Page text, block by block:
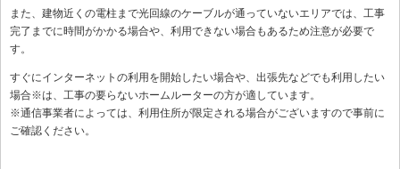
また、建物近くの電柱まで光回線のケーブルが通っていないエリアでは、工事
完了までに時間がかかる場合や、利用できない場合もあるため注意が必要で
す。
すぐにインターネットの利用を開始したい場合や、出張先などでも利用したい
場合※は、工事の要らないホームルーターの方が適しています。
※通信事業者によっては、利用住所が限定される場合がございますので事前に
ご確認ください。